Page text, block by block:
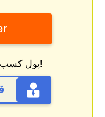
پول کسب و کار خود را پس انداز کنید!